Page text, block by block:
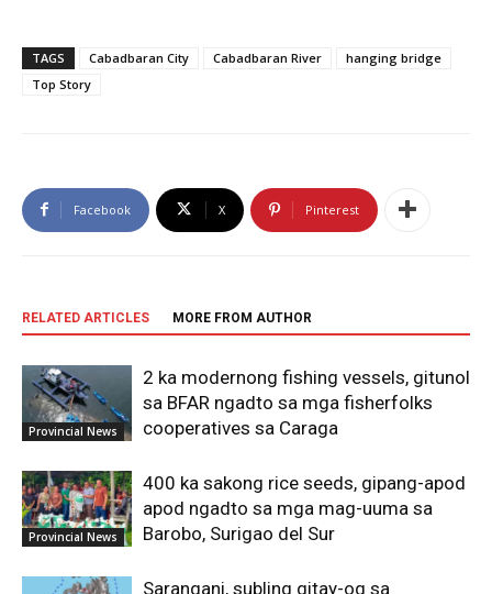
TAGS Cabadbaran City Cabadbaran River
hanging bridge
Top Story
Facebook X Pinterest
RELATED ARTICLES MORE FROM AUTHOR
Provincial News
2 ka modernong fishing vessels, gitunol
sa BFAR ngadto sa mga fisherfolks
cooperatives sa Caraga
Provincial News
400 ka sakong rice seeds, gipang-apod
apod ngadto sa mga mag-uuma sa
Barobo, Surigao del Sur
Sarangani, subling gitay-og sa